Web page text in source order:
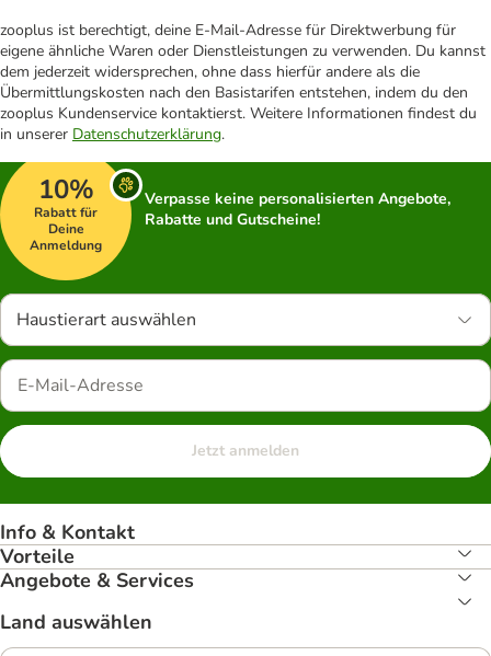
zooplus ist berechtigt, deine E-Mail-Adresse für Direktwerbung für
eigene ähnliche Waren oder Dienstleistungen zu verwenden. Du kannst
dem jederzeit widersprechen, ohne dass hierfür andere als die
Übermittlungskosten nach den Basistarifen entstehen, indem du den
zooplus Kundenservice kontaktierst. Weitere Informationen findest du
in unserer Datenschutzerklärung.
10%
Rabatt für
Deine
Anmeldung
Verpasse keine personalisierten Angebote,
Rabatte und Gutscheine!
Haustierart auswählen
Jetzt anmelden
Info & Kontakt
Vorteile
Angebote & Services
Land auswählen